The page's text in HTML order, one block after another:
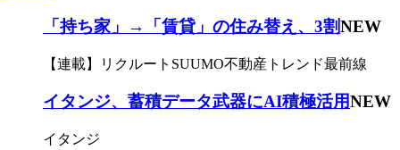
「持ち家」→「賃貸」の住み替え、3割NEW
【連載】リクルートSUUMO不動産トレンド最前線
イタンジ、蓄積データ武器にAI積極活用NEW
イタンジ